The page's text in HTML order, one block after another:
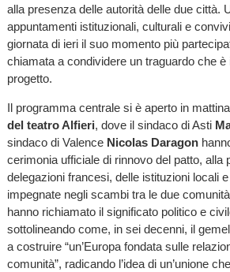
alla presenza delle autorità delle due città.
appuntamenti istituzionali, culturali e
giornata di ieri il suo momento più
chiamata a condividere un traguardo che
progetto.
Il programma centrale si è aperto in
del teatro Alfieri, dove il sindaco di Asti
sindaco di Valence Nicolas Daragon
cerimonia ufficiale di rinnovo del patto, alla
delegazioni francesi, delle istituzioni locali
impegnate negli scambi tra le due
hanno richiamato il significato politico e
sottolineando come, in sei decenni, il
a costruire “un’Europa fondata sulle
comunità”, radicando l’idea di un’unione